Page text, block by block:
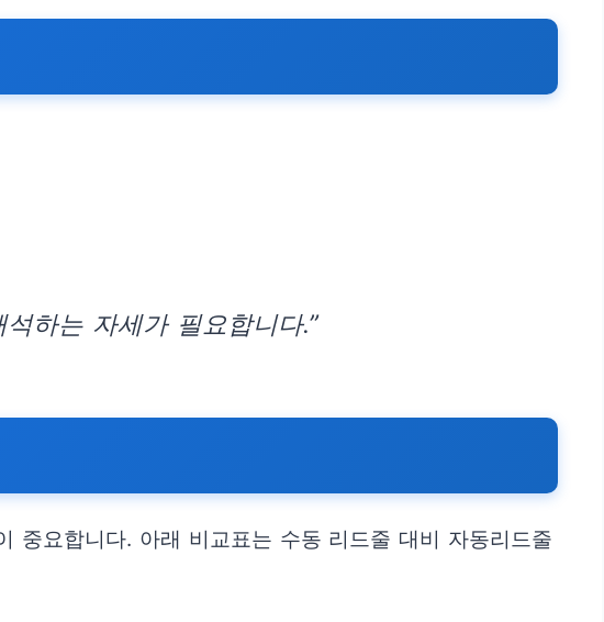
하는 자세가 필요합니다.”
중요합니다. 아래 비교표는 수동 리드줄 대비 자동리드줄